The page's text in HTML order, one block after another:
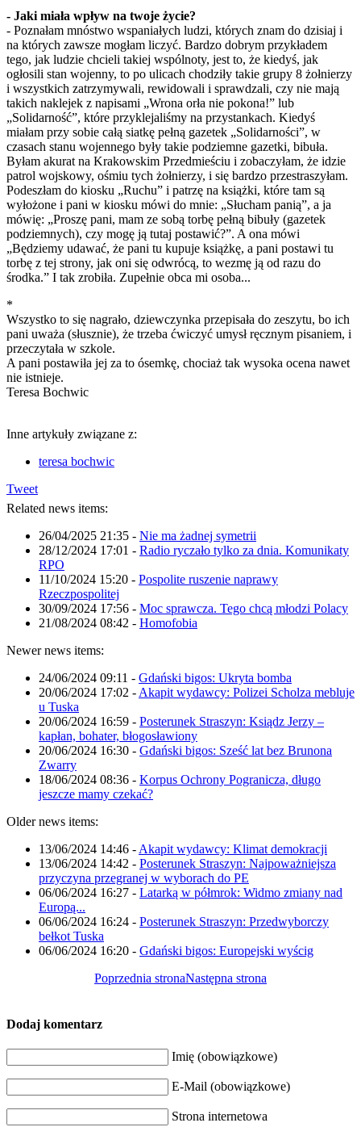
- Jaki miała wpływ na twoje życie?
- Poznałam mnóstwo wspaniałych ludzi, których znam do dzisiaj i
na których zawsze mogłam liczyć. Bardzo dobrym przykładem
tego, jak ludzie chcieli takiej wspólnoty, jest to, że kiedyś, jak
ogłosili stan wojenny, to po ulicach chodziły takie grupy 8 żołnierzy
i wszystkich zatrzymywali, rewidowali i sprawdzali, czy nie mają
takich naklejek z napisami „Wrona orła nie pokona!” lub
„Solidarność”, które przyklejaliśmy na przystankach. Kiedyś
miałam przy sobie całą siatkę pełną gazetek „Solidarności”, w
czasach stanu wojennego były takie podziemne gazetki, bibuła.
Byłam akurat na Krakowskim Przedmieściu i zobaczyłam, że idzie
patrol wojskowy, ośmiu tych żołnierzy, i się bardzo przestraszyłam.
Podeszłam do kiosku „Ruchu” i patrzę na książki, które tam są
wyłożone i pani w kiosku mówi do mnie: „Słucham panią”, a ja
mówię: „Proszę pani, mam ze sobą torbę pełną bibuły (gazetek
podziemnych), czy mogę ją tutaj postawić?”. A ona mówi
„Będziemy udawać, że pani tu kupuje książkę, a pani postawi tu
torbę z tej strony, jak oni się odwrócą, to wezmę ją od razu do
środka.” I tak zrobiła. Zupełnie obca mi osoba...
*
Wszystko to się nagrało, dziewczynka przepisała do zeszytu, bo ich
pani uważa (słusznie), że trzeba ćwiczyć umysł ręcznym pisaniem, i
przeczytała w szkole.
A pani postawiła jej za to ósemkę, chociaż tak wysoka ocena nawet
nie istnieje.
Teresa Bochwic
Inne artykuły związane z:
teresa bochwic
Tweet
Related news items:
26/04/2025 21:35 - Nie ma żadnej symetrii
28/12/2024 17:01 - Radio ryczało tylko za dnia. Komunikaty
RPO
11/10/2024 15:20 - Pospolite ruszenie naprawy
Rzeczpospolitej
30/09/2024 17:56 - Moc sprawcza. Tego chcą młodzi Polacy
21/08/2024 08:42 - Homofobia
Newer news items:
24/06/2024 09:11 - Gdański bigos: Ukryta bomba
20/06/2024 17:02 - Akapit wydawcy: Polizei Scholza mebluje
u Tuska
20/06/2024 16:59 - Posterunek Straszyn: Ksiądz Jerzy –
kapłan, bohater, błogosławiony
20/06/2024 16:30 - Gdański bigos: Sześć lat bez Brunona
Zwarry
18/06/2024 08:36 - Korpus Ochrony Pogranicza, długo
jeszcze mamy czekać?
Older news items:
13/06/2024 14:46 - Akapit wydawcy: Klimat demokracji
13/06/2024 14:42 - Posterunek Straszyn: Najpoważniejsza
przyczyna przegranej w wyborach do PE
06/06/2024 16:27 - Latarką w półmrok: Widmo zmiany nad
Europą...
06/06/2024 16:24 - Posterunek Straszyn: Przedwyborczy
bełkot Tuska
06/06/2024 16:20 - Gdański bigos: Europejski wyścig
Poprzednia stronaNastępna strona
Dodaj komentarz
Imię (obowiązkowe)
E-Mail (obowiązkowe)
Strona internetowa